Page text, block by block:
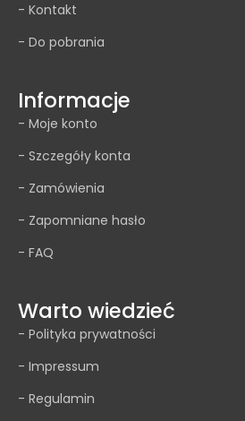
- Kontakt
- Do pobrania
Informacje
- Moje konto
- Szczegóły konta
- Zamówienia
- Zapomniane hasło
- FAQ
Warto wiedzieć
- Polityka prywatności
- Impressum
- Regulamin